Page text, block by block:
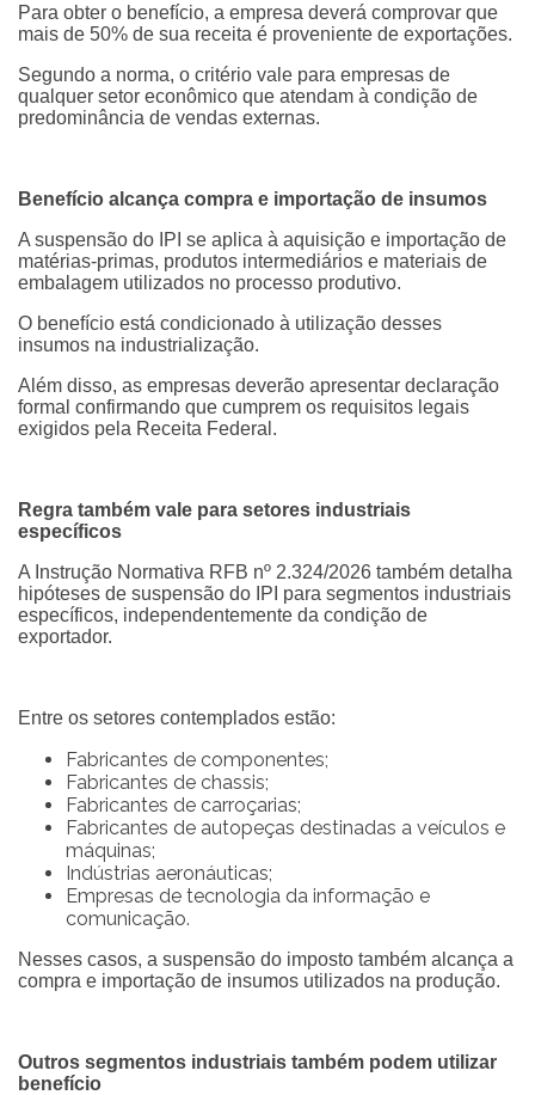
Para obter o benefício, a empresa deverá comprovar que
mais de 50% de sua receita é proveniente de exportações.
Segundo a norma, o critério vale para empresas de
qualquer setor econômico que atendam à condição de
predominância de vendas externas.
Benefício alcança compra e importação de insumos
A suspensão do IPI se aplica à aquisição e importação de
matérias-primas, produtos intermediários e materiais de
embalagem utilizados no processo produtivo.
O benefício está condicionado à utilização desses
insumos na industrialização.
Além disso, as empresas deverão apresentar declaração
formal confirmando que cumprem os requisitos legais
exigidos pela Receita Federal.
Regra também vale para setores industriais
específicos
A Instrução Normativa RFB nº 2.324/2026 também detalha
hipóteses de suspensão do IPI para segmentos industriais
específicos, independentemente da condição de
exportador.
Entre os setores contemplados estão:
Fabricantes de componentes;
Fabricantes de chassis;
Fabricantes de carroçarias;
Fabricantes de autopeças destinadas a veículos e
máquinas;
Indústrias aeronáuticas;
Empresas de tecnologia da informação e
comunicação.
Nesses casos, a suspensão do imposto também alcança a
compra e importação de insumos utilizados na produção.
Outros segmentos industriais também podem utilizar
benefício